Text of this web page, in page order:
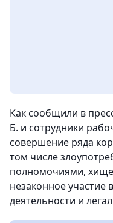
Как сообщили в
Б. и сотрудники
совершение ряда
том числе
полномочиями,
незаконное участие
деятельности и